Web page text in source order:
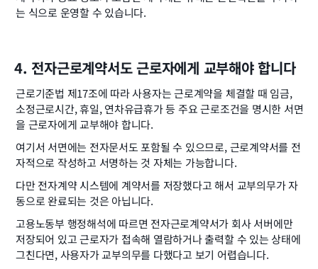
는 식으로 운영할 수 있습니다.
4. 전자근로계약서도 근로자에게 교부해야 합니다
근로기준법 제17조에 따라 사용자는 근로계약을 체결할 때 임금,
소정근로시간, 휴일, 연차유급휴가 등 주요 근로조건을 명시한 서면
을 근로자에게 교부해야 합니다.
여기서 서면에는 전자문서도 포함될 수 있으므로, 근로계약서를 전
자적으로 작성하고 서명하는 것 자체는 가능합니다.
다만 전자계약 시스템에 계약서를 저장했다고 해서 교부의무가 자
동으로 완료되는 것은 아닙니다.
고용노동부 행정해석에 따르면 전자근로계약서가 회사 서버에만
저장되어 있고 근로자가 접속해 열람하거나 출력할 수 있는 상태에
그친다면, 사용자가 교부의무를 다했다고 보기 어렵습니다.